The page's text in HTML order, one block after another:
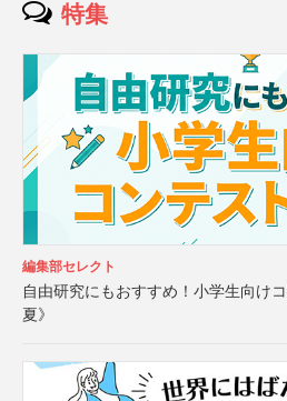
特集
編集部セレクト
自由研究にもおすすめ！小学生向け
夏》